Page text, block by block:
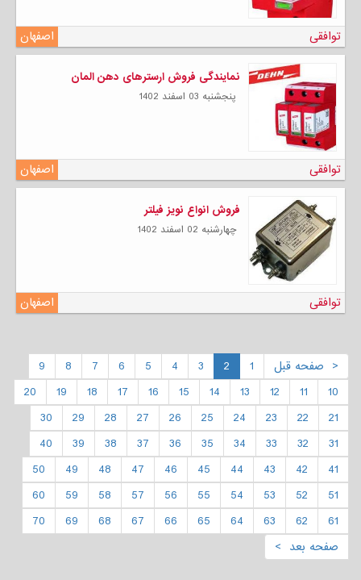
اصفهان توافقی
نمایندگی فروش ارسترهای دهن المان
پنجشنبه 03 اسفند 1402
اصفهان توافقی
فروش انواع نویز فیلتر
چهارشنبه 02 اسفند 1402
اصفهان توافقی
< صفحه قبل 1
2
3
4
5
6
7
8
9
10
11
12
13
14
15
16
17
18
19
20
21
22
23
24
25
26
27
28
29
30
31
32
33
34
35
36
37
38
39
40
41
42
43
44
45
46
47
48
49
50
51
52
53
54
55
56
57
58
59
60
61
62
63
64
65
66
67
68
69
70
صفحه بعد >